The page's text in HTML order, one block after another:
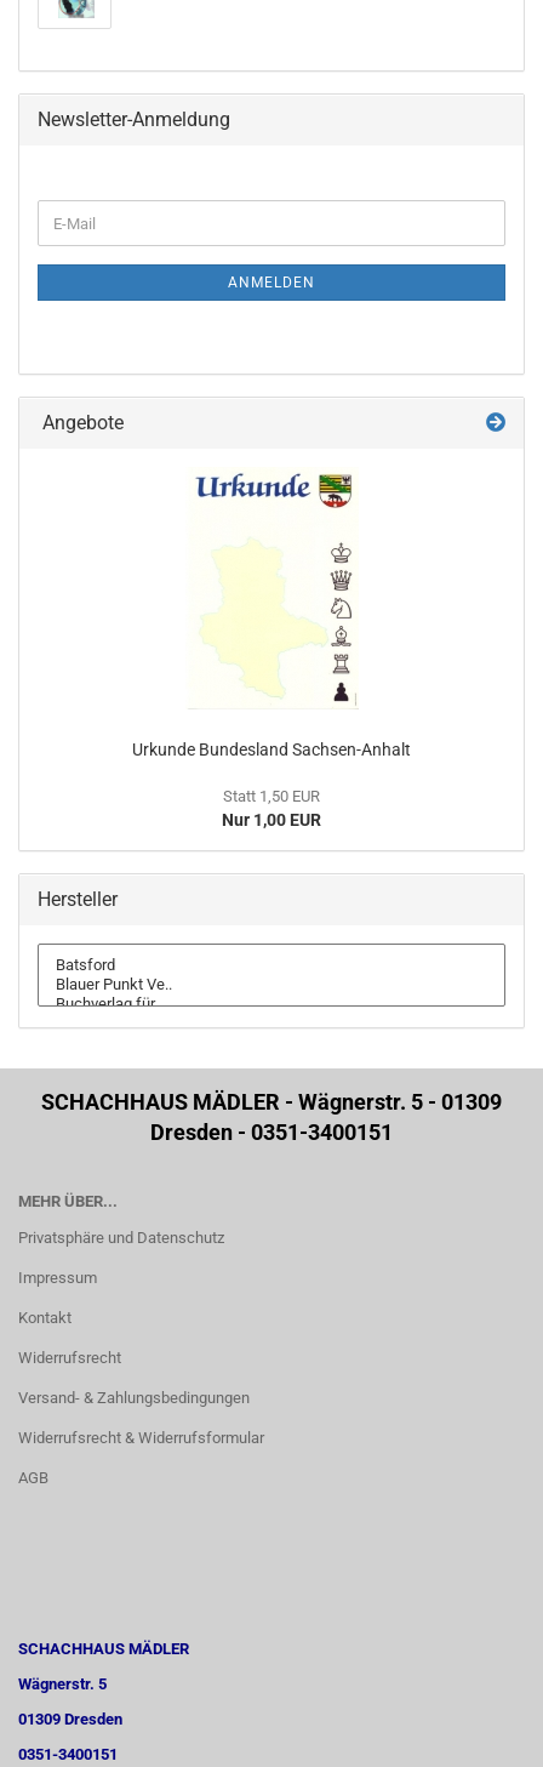
Newsletter-Anmeldung
ZUR
E-
Mail
ANMELDEN
Angebote
Urkunde Bundesland Sachsen-Anhalt
Statt 1,50 EUR
Nur 1,00 EUR
Hersteller
SCHACHHAUS MÄDLER - Wägnerstr. 5 - 01309
Dresden - 0351-3400151
MEHR ÜBER...
Privatsphäre und Datenschutz
Impressum
Kontakt
Widerrufsrecht
Versand- & Zahlungsbedingungen
Widerrufsrecht & Widerrufsformular
AGB
SCHACHHAUS MÄDLER
Wägnerstr. 5
01309 Dresden
0351-3400151